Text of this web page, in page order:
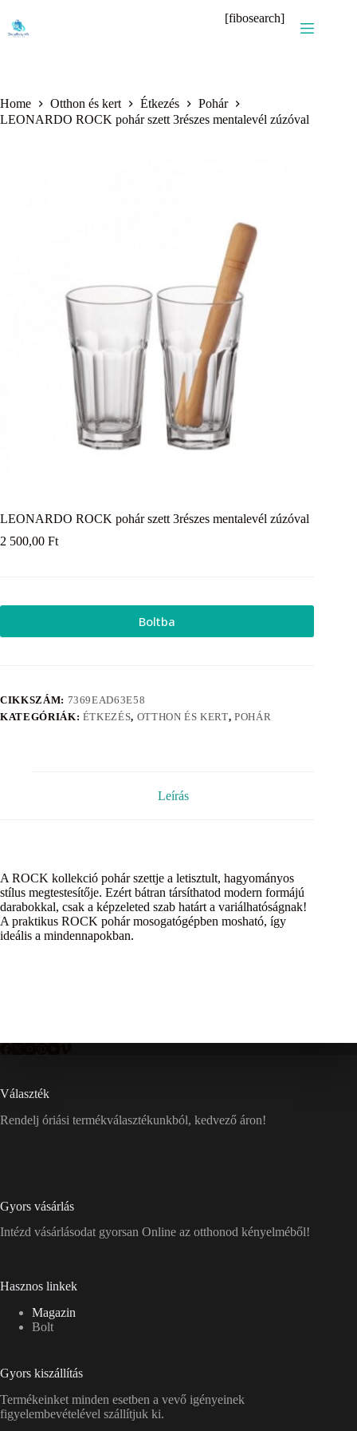
content
[fibosearch]
Home Otthon és kert Étkezés
Pohár
LEONARDO ROCK pohár szett 3részes mentalevél zúzóval
LEONARDO ROCK pohár szett 3részes mentalevél zúzóval
2 500,00 Ft
Boltba
CIKKSZÁM: 7369EAD63E58
KATEGÓRIÁK: ÉTKEZÉS, OTTHON ÉS KERT,POHÁR
Leírás
A ROCK kollekció pohár szettje a letisztult, hagyományos
stílus megtestesítője. Ezért bátran társíthatod modern formájú
darabokkal, csak a képzeleted szab határt a variálhatóságnak!
A praktikus ROCK pohár mosogatógépben mosható, így
ideális a mindennapokban.
Választék
Rendelj óriási termékválasztékunkból, kedvező áron!
Gyors vásárlás
Intézd vásárlásodat gyorsan Online az otthonod kényelméből!
Hasznos linkek
Magazin
Bolt
Gyors kiszállítás
Termékeinket minden esetben a vevő igényeinek
figyelembevételével szállítjuk ki.